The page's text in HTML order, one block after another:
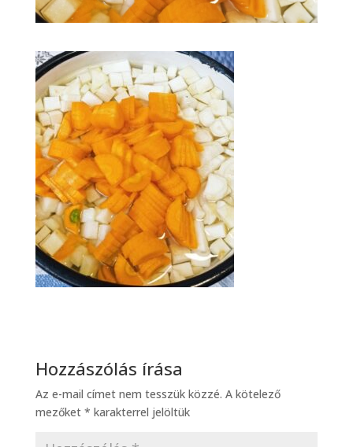
Hozzászólás írása
Az e-mail címet nem tesszük közzé. A kötelező
mezőket * karakterrel jelöltük